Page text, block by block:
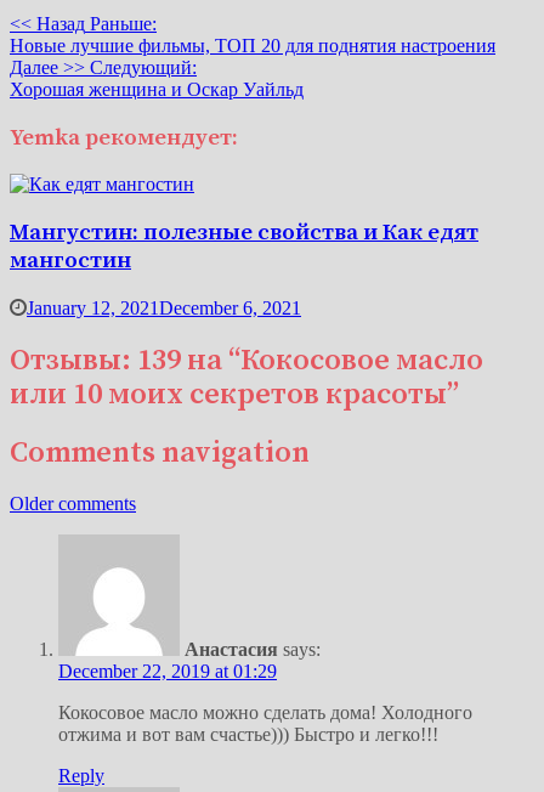
<< Назад Раньше:
Новые лучшие фильмы, ТОП 20 для поднятия настроения
Далее >> Следующий:
Хорошая женщина и Оскар Уайльд
Yemka рекомендует:
Мангустин: полезные свойства и Как едят
мангостин
January 12, 2021December 6, 2021
Отзывы: 139 на “Кокосовое масло
или 10 моих секретов красоты”
Comments navigation
Older comments
Анастасия says:
December 22, 2019 at 01:29
Кокосовое масло можно сделать дома! Холодного
отжима и вот вам счастье))) Быстро и легко!!!
Reply